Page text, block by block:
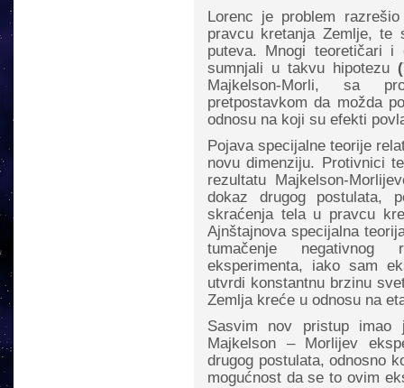
Lorenc je problem
pravcu kretanja Zemlje, te
puteva. Mnogi teoretičari
sumnjali u takvu hipotezu
Majkelson-Morli, sa
pretpostavkom da možda
odnosu na koji su efekti
Pojava specijalne teorije
novu dimenziju. Protivnici
rezultatu Majkelson-
dokaz drugog postulata,
skraćenja tela u pravcu
Ajnštajnova specijalna
tumačenje negativnog
eksperimenta, iako sam
utvrdi konstantnu brzinu
Zemlja kreće u odnosu na
Sasvim nov pristup imao
Majkelson – Morlijev
drugog postulata, odnosno
mogućnost da se to ovim